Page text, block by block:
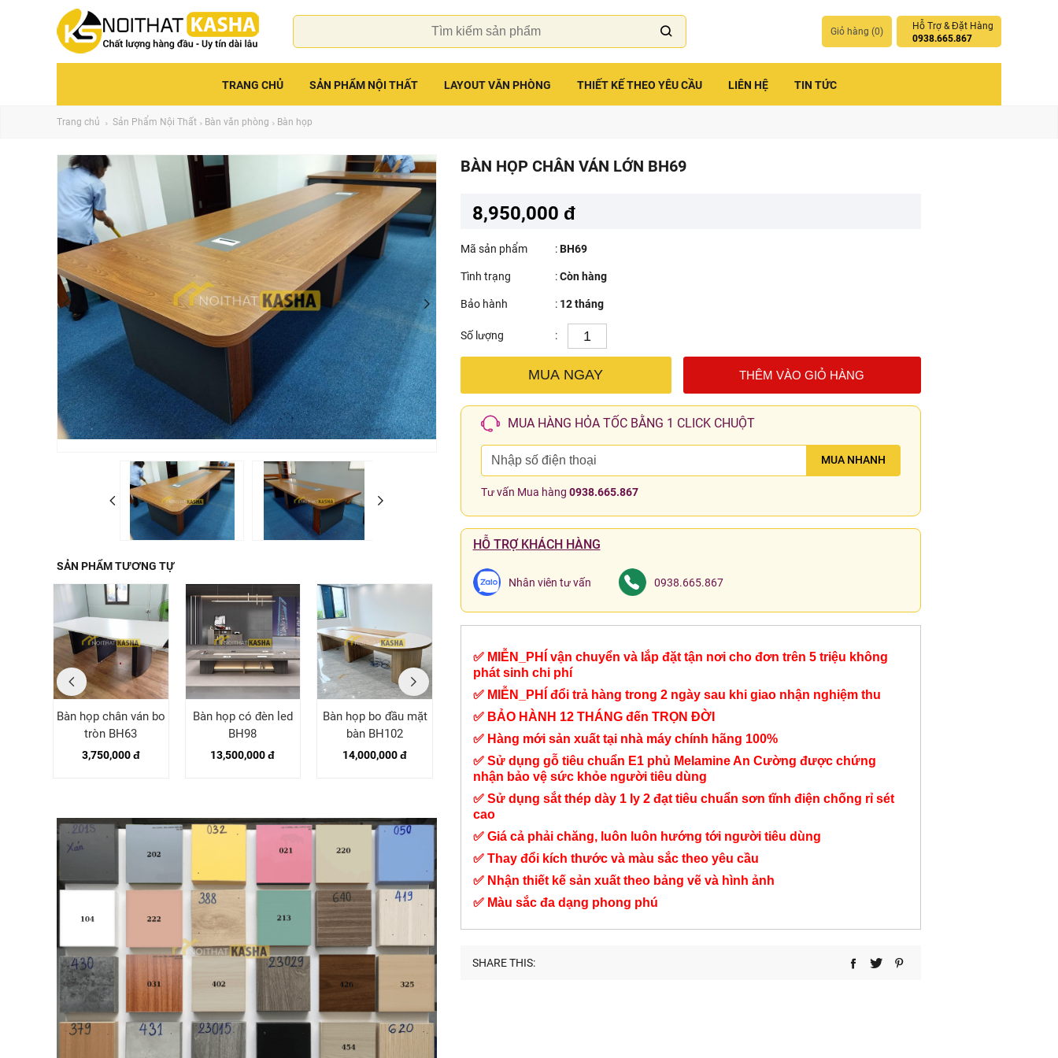
Giỏ hàng (0)
Hỗ Trợ & Đặt Hàng
0938.665.867
TRANG CHỦ SẢN PHẨM NỘI THẤT LAYOUT VĂN PHÒNG THIẾT KẾ THEO YÊU CẦU LIÊN HỆ TIN TỨC
Trang chủ Sản Phẩm Nội Thất Bàn văn phòng Bàn họp
SẢN PHẨM TƯƠNG TỰ
Bàn họp chân ván bo
tròn BH63
3,750,000 đ
Bàn họp có đèn led
BH98
13,500,000 đ
Bàn họp bo đầu mặt
bàn BH102
14,000,000 đ
Bàn họp chân Col
hình Oval BH30
3,350,000 đ
Bàn họp chân sắt
kiểu BH28
4,950,000 đ
BH137
Liên hệ
BÀN HỌP CHÂN VÁN LỚN BH69
8,950,000 đ
Mã sản phẩm :BH69
Tình trạng :Còn hàng
Bảo hành : 12 tháng
Số lượng :
MUA NGAY THÊM VÀO GIỎ HÀNG
MUA HÀNG HỎA TỐC BẰNG 1 CLICK CHUỘT
MUA NHANH
Tư vấn Mua hàng 0938.665.867
HỖ TRỢ KHÁCH HÀNG
Nhân viên tư vấn 0938.665.867
✅ MIỄN_PHÍ vận chuyển và lắp đặt tận nơi cho đơn trên 5 triệu không
phát sinh chi phí
✅ MIỄN_PHÍ đổi trả hàng trong 2 ngày sau khi giao nhận nghiệm thu
✅ BẢO HÀNH 12 THÁNG đến TRỌN ĐỜI
✅ Hàng mới sản xuất tại nhà máy chính hãng 100%
✅ Sử dụng gỗ tiêu chuẩn E1 phủ Melamine An Cường được chứng
nhận bảo vệ sức khỏe người tiêu dùng
✅ Sử dụng sắt thép dày 1 ly 2 đạt tiêu chuẩn sơn tĩnh điện chống rỉ sét
cao
✅ Giá cả phải chăng, luôn luôn hướng tới người tiêu dùng
✅ Thay đổi kích thước và màu sắc theo yêu cầu
✅ Nhận thiết kế sản xuất theo bảng vẽ và hình ảnh
✅ Màu sắc đa dạng phong phú
SHARE THIS: